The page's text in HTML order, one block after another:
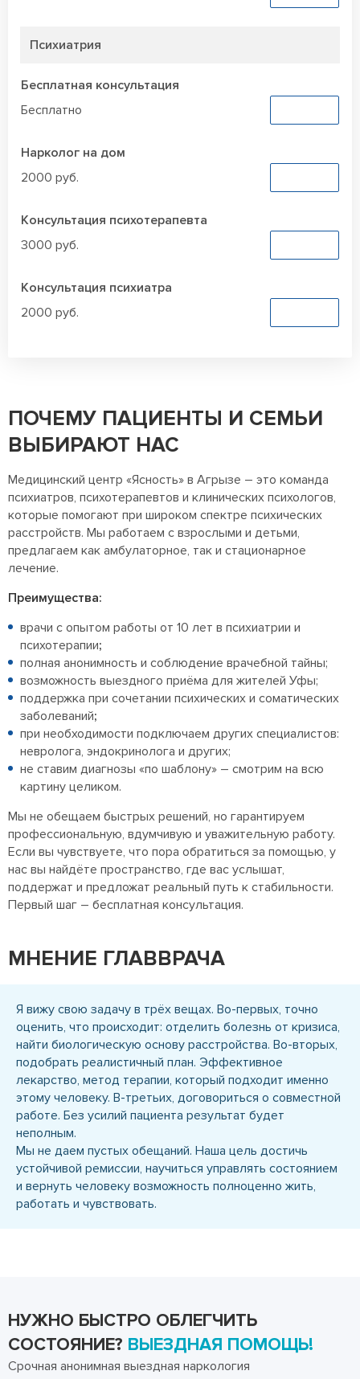
Психиатрия
Бесплатная консультация
Бесплатно
Нарколог на дом
2000 руб.
Консультация психотерапевта
3000 руб.
Консультация психиатра
2000 руб.
ПОЧЕМУ ПАЦИЕНТЫ И СЕМЬИ
ВЫБИРАЮТ НАС
Медицинский центр «Ясность» в Агрызе – это команда
психиатров, психотерапевтов и клинических психологов,
которые помогают при широком спектре психических
расстройств. Мы работаем с взрослыми и детьми,
предлагаем как амбулаторное, так и стационарное
лечение.
Преимущества:
врачи с опытом работы от 10 лет в психиатрии и
психотерапии;
полная анонимность и соблюдение врачебной тайны;
возможность выездного приёма для жителей Уфы;
поддержка при сочетании психических и соматических
заболеваний;
при необходимости подключаем других специалистов:
невролога, эндокринолога и других;
не ставим диагнозы «по шаблону» – смотрим на всю
картину целиком.
Мы не обещаем быстрых решений, но гарантируем
профессиональную, вдумчивую и уважительную работу.
Если вы чувствуете, что пора обратиться за помощью, у
нас вы найдёте пространство, где вас услышат,
поддержат и предложат реальный путь к стабильности.
Первый шаг – бесплатная консультация.
МНЕНИЕ ГЛАВВРАЧА
Я вижу свою задачу в трёх вещах. Во-первых, точно
оценить, что происходит: отделить болезнь от кризиса,
найти биологическую основу расстройства. Во-вторых,
подобрать реалистичный план. Эффективное
лекарство, метод терапии, который подходит именно
этому человеку. В-третьих, договориться о совместной
работе. Без усилий пациента результат будет
неполным.
Мы не даем пустых обещаний. Наша цель достичь
устойчивой ремиссии, научиться управлять состоянием
и вернуть человеку возможность полноценно жить,
работать и чувствовать.
НУЖНО БЫСТРО ОБЛЕГЧИТЬ
СОСТОЯНИЕ? ВЫЕЗДНАЯ ПОМОЩЬ!
Срочная анонимная выездная наркология